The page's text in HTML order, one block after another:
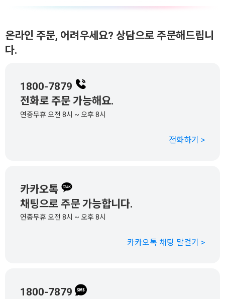
온라인 주문, 어려우세요? 상담으로 주문해드립니
다.
1800-7879
전화로 주문 가능해요.
연중무휴 오전 8시 ~ 오후 8시
전화하기 >
카카오톡
채팅으로 주문 가능합니다.
연중무휴 오전 8시 ~ 오후 8시
카카오톡 채팅 말걸기 >
1800-7879